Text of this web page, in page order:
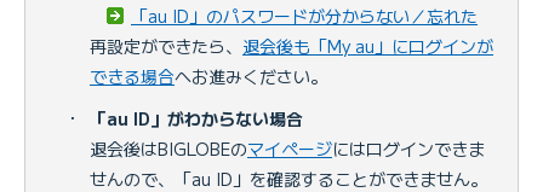
「au ID」のパスワードが分からない／忘れた
再設定ができたら、 退会後も「My au」にログインが
できる場合へお進みください。
・
「au ID」がわからない場合
退会後はBIGLOBEのマイページにはログインできま
せんので、「au ID」を確認することができません。